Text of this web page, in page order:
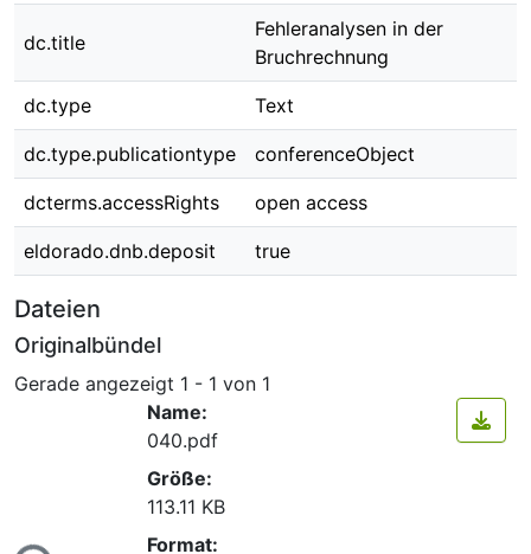
dc.title
Fehleranalysen in der
Bruchrechnung
dc.type Text
dc.type.publicationtype conferenceObject
dcterms.accessRights open access
eldorado.dnb.deposit true
Dateien
Originalbündel
Gerade angezeigt 1 - 1 von 1
Name:
040.pdf
Größe:
113.11 KB
Format: